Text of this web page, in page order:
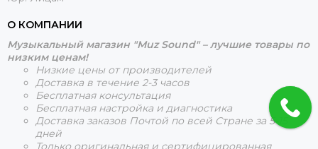
О КОМПАНИИ
Музыкальный магазин "Muz Sound" – лучшие товары по
низким ценам!
Низкие цены от производителей
Доставка в течение 2-3 часов
Бесплатная консультация
Бесплатная настройка и диагностика
Доставка заказов Почтой по всей Стране за 5-15
дней
Только оригинальная и сертифицированная